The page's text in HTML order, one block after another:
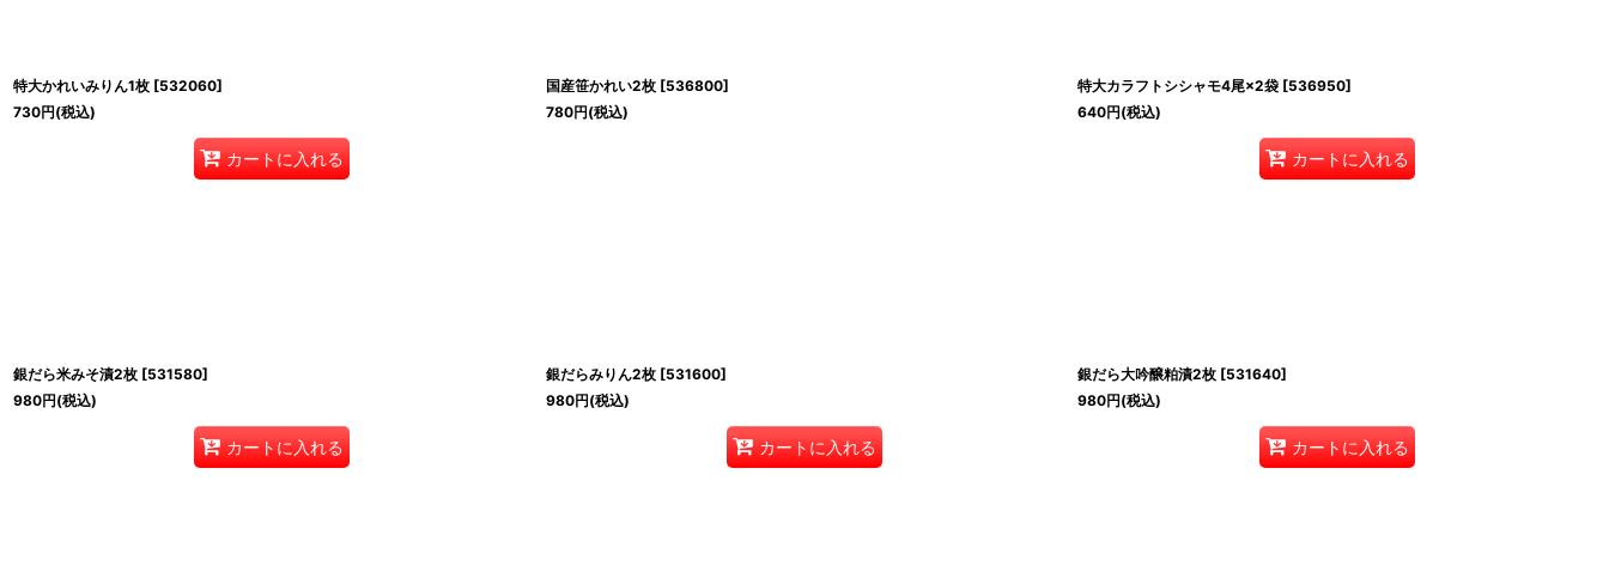
特大かれいみりん1枚 [532060]
730円(税込)
カートに入れる
国産笹かれい2枚 [536800]
780円(税込)
特大カラフトシシャモ4尾×2袋 [536950]
640円(税込)
カートに入れる
銀だら米みそ漬2枚 [531580]
980円(税込)
カートに入れる
銀だらみりん2枚 [531600]
980円(税込)
カートに入れる
銀だら大吟醸粕漬2枚 [531640]
980円(税込)
カートに入れる